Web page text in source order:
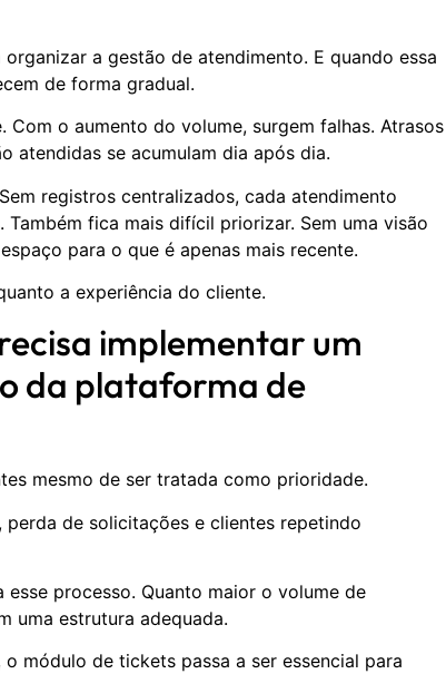
a gestão de atendimento. E quando essa
de forma gradual.
o aumento do volume, surgem falhas. Atrasos
atendidas se acumulam dia após dia.
registros centralizados, cada atendimento
fica mais difícil priorizar. Sem uma visão
para o que é apenas mais recente.
a experiência do cliente.
implementar um
da plataforma de
mesmo de ser tratada como prioridade.
de solicitações e clientes repetindo
processo. Quanto maior o volume de
uma estrutura adequada.
módulo de tickets passa a ser essencial para